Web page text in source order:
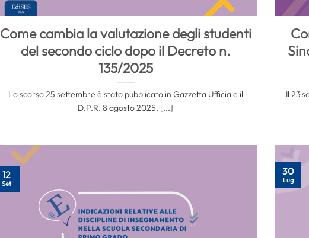
Come cambia la valutazione degli studenti
del secondo ciclo dopo il Decreto n.
135/2025
Lo scorso 25 settembre è stato pubblicato in Gazzetta Ufficiale il
D.P.R. 8 agosto 2025, [...]
Il 23
12
Set
30
Lug